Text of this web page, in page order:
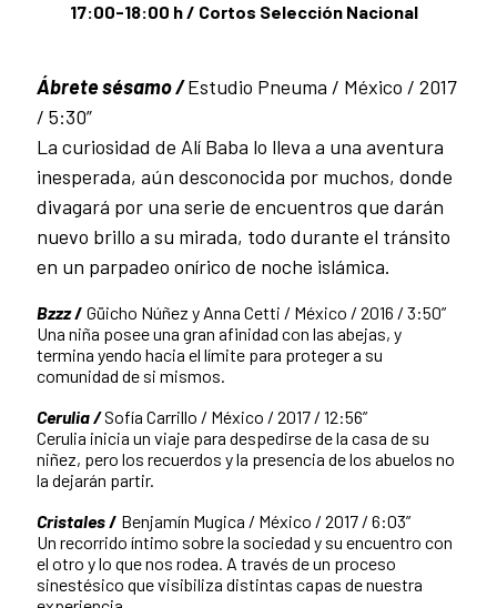
17:00-18:00 h / Cortos Selección Nacional
Ábrete sésamo /Estudio Pneuma / México / 2017
/ 5:30”
La curiosidad de Alí Baba lo lleva a una aventura
inesperada, aún desconocida por muchos, donde
divagará por una serie de encuentros que darán
nuevo brillo a su mirada, todo durante el tránsito
en un parpadeo onírico de noche islámica.
Bzzz/ Güicho Núñez y Anna Cetti / México / 2016 / 3:50”
Una niña posee una gran afinidad con las abejas, y
termina yendo hacia el límite para proteger a su
comunidad de si mismos.
Cerulia /Sofía Carrillo / México / 2017 / 12:56”
Cerulia inicia un viaje para despedirse de la casa de su
niñez, pero los recuerdos y la presencia de los abuelos no
la dejarán partir.
Cristales/ Benjamín Mugica / México / 2017 / 6:03”
Un recorrido íntimo sobre la sociedad y su encuentro con
el otro y lo que nos rodea. A través de un proceso
sinestésico que visibiliza distintas capas de nuestra